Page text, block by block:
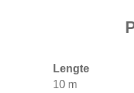
Lengte
10 m